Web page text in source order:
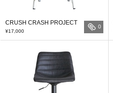
CRUSH CRASH PROJECT
¥17,000
0